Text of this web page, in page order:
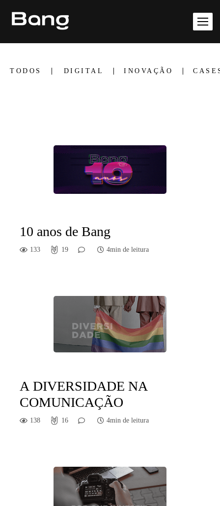
TODOS DIGITAL INOVAÇÃO
10 anos de Bang
133 19 4min de leitura
A DIVERSIDADE NA
COMUNICAÇÃO
138 16 4min de leitura